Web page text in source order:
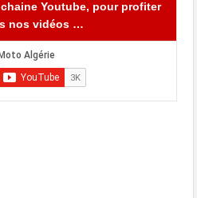
Youtube, pour profiter
nos vidéos …